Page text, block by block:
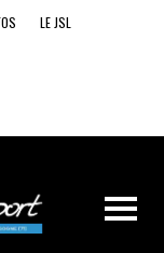
LE JSL